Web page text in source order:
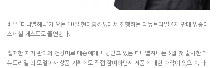
배우 ‘다니엘헤니’가 오는 10일 현대홈쇼핑에서 진행하는 더뉴트리밀 4차 판매 방송에
스페셜 게스트로 출연한다.
철저한 자기 관리와 건강미로 대중에게 사랑받고 있는 다니엘헤니는 6월 첫 출시한 더
뉴트리밀 의 모델이자 상품 기획에도 직접 참여하면서 제품에 대한 애착이 있으며, 바